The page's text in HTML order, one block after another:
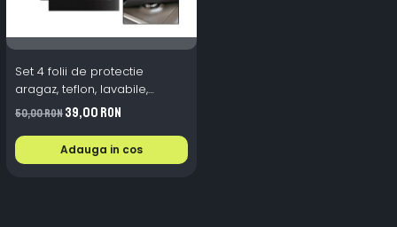
Set 4 folii de protectie
aragaz, teflon, lavabile,
reutilizabile, Negru/Gri
50,00 RON39,00 RON
Adauga in cos